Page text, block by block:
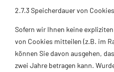
2.7.3 Speicherdauer von Cookies
Sofern wir Ihnen keine
von Cookies mitteilen (z.B. im
können Sie davon ausgehen,
zwei Jahre betragen kann.